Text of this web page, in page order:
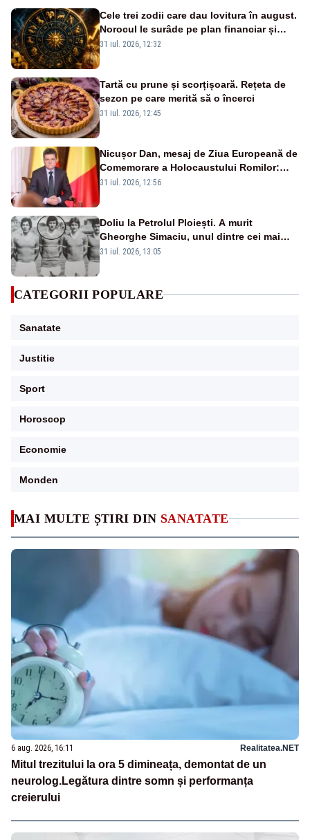
MAI MULTE ȘTIRI DIN SANATATE
6 aug. 2026, 16:11 Realitatea.NET
Mitul trezitului la ora 5 dimineața, demontat de un
neurolog.Legătura dintre somn și performanța
creierului
Cele trei zodii care dau lovitura în august.
Norocul le surâde pe plan financiar și
profesional
31 iul. 2026, 12:32
Tartă cu prune și scorțișoară. Rețeta de
sezon pe care merită să o încerci
31 iul. 2026, 12:45
Nicușor Dan, mesaj de Ziua Europeană de
Comemorare a Holocaustului Romilor:
„Avem datoria să păstrăm vie memoria
31 iul. 2026, 12:56
Doliu la Petrolul Ploiești. A murit
Gheorghe Simaciu, unul dintre cei mai
mari golgheteri din istoria clubului
31 iul. 2026, 13:05
CATEGORII POPULARE
Sanatate
Justitie
Sport
Horoscop
Economie
Monden